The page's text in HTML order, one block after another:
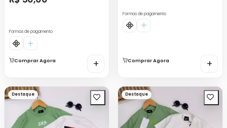
Formas de pagamento
Comprar Agora +
Formas de pagamento
Comprar Agora +
Destaque Destaque